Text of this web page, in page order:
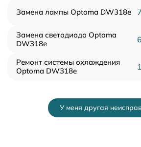
Замена лампы Optoma DW318e
Замена светодиода Optoma
DW318e
Ремонт системы охлаждения
Optoma DW318e
У меня другая